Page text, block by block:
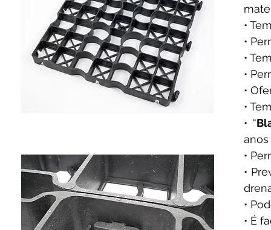
•
•
•
•
•
•
• “
anos
•
•
•
• É